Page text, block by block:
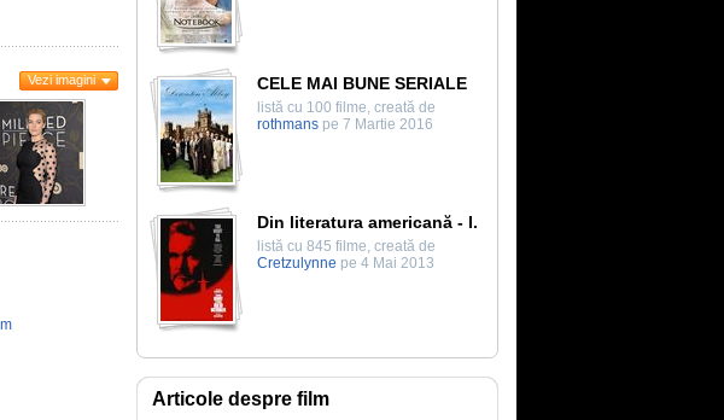
Vezi imagini CELE MAI BUNE SERIALE
listă cu 100 filme, creată de
rothmans pe 7 Martie 2016
Din literatura americană - I.
listă cu 845 filme, creată de
Cretzulynne pe 4 Mai 2013
Articole despre film